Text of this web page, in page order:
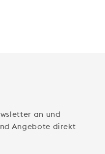
an und
Angebote direkt